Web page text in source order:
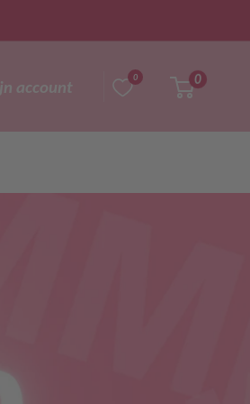
account 0 0